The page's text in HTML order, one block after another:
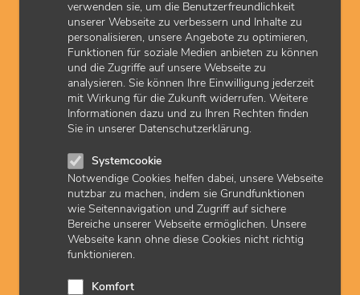
verwenden sie, um die Benutzerfreundlichkeit
unserer Webseite zu verbessern und Inhalte zu
personalisieren, unsere Angebote zu optimieren,
Funktionen für soziale Medien anbieten zu können
und die Zugriffe auf unsere Webseite zu
analysieren. Sie können Ihre Einwilligung jederzeit
mit Wirkung für die Zukunft widerrufen. Weitere
Informationen dazu und zu Ihren Rechten finden
Sie in unserer Datenschutzerklärung.
Systemcookie
Notwendige Cookies helfen dabei, unsere Webseite
nutzbar zu machen, indem sie Grundfunktionen
wie Seitennavigation und Zugriff auf sichere
Bereiche unserer Webseite ermöglichen. Unsere
Webseite kann ohne diese Cookies nicht richtig
funktionieren.
Komfort
Kostenpauschale 40128 die Kosten für den postalischen
Versand der AKI-Folgeverordnung im Rahmen einer
Videosprechstunde an die Patientin oder den Patienten ab. Die
Kostenpauschale wird entsprechend angepasst.
zuletzt aktualisiert am: 11.05.2026
Downloads
Beschluss AKI per Video | pdf | 160 KB
EBM-Begriffe verstehen